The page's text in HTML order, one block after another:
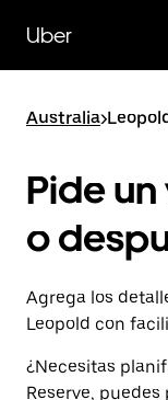
contenido
principal
Uber
Australia>
Pide
o
Agrega los
Leopold con
¿Necesitas
Reserve,